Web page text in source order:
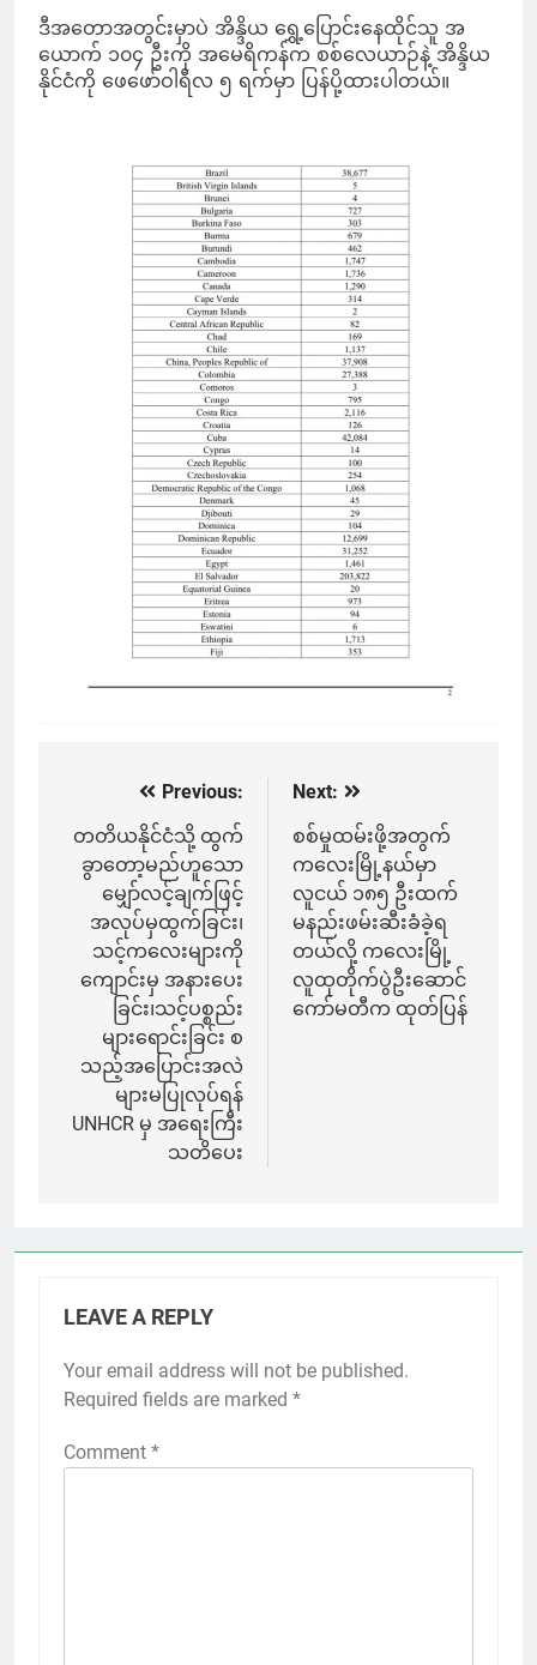
ဒီအတောအတွင်းမှာပဲ အိန္ဒိယ ရွှေ့ပြောင်းနေထိုင်သူ အ
ယောက် ၁၀၄ ဦးကို အမေရိကန်က စစ်လေယာဉ်နဲ့ အိန္ဒိယ
နိုင်ငံကို ဖေဖော်ဝါရီလ ၅ ရက်မှာ ပြန်ပို့ထားပါတယ်။
navigation
Previous:
တတိယနိုင်ငံသို့ ထွက်
ခွာတော့မည်ဟူသော
မျှော်လင့်ချက်ဖြင့်
အလုပ်မှထွက်ခြင်း၊
သင့်ကလေးများကို
ကျောင်းမှ အနားပေး
ခြင်း၊သင့်ပစ္စည်း
များ‌ရောင်းခြင်း စ
သည့်အပြောင်းအလဲ
များမပြုလုပ်ရန်
UNHCR မှ အရေးကြီး
သတိပေး
Next:
စစ်မှုထမ်းဖို့အတွက်
ကလေးမြို့နယ်မှာ
လူငယ် ၁၈၅ ဦးထက်
မနည်းဖမ်းဆီးခံခဲ့ရ
တယ်လို့ ကလေးမြို့
လူထုတိုက်ပွဲဦးဆောင်
ကော်မတီက ထုတ်ပြန်
LEAVE A REPLY
Your email address will not be published.
Required fields are marked *
Comment *